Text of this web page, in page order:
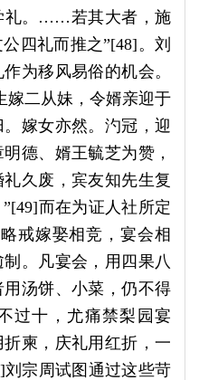
礼。……若其大者，施
四礼而推之”[48]。刘
为移风易俗的机会。
嫁二从妹，令婿亲迎于
嫁女亦然。汋冠，迎
德、婿王毓芝为赞，
久废，宾友知先生复
而在为证人社所定
戒嫁娶相竞，宴会相
。凡宴会，用四果八
汤饼、小菜，仍不得
过十，尤痛禁梨园宴
柬，庆礼用红折，一
宗周试图通过这些苛